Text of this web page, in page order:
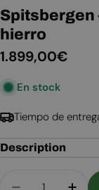
Spitsbergen
hierro
Precio
1.899,00€
En stock
Tiempo de
Description